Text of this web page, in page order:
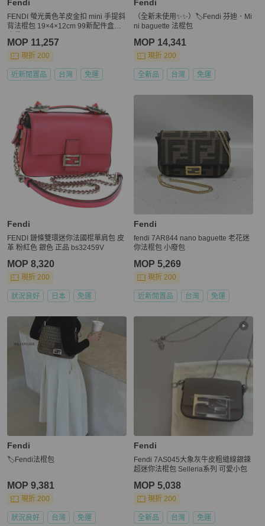
Fendi
FENDI 螢光黃色羊皮金扣 mini 手提斜
背法棍包 19×4×12cm 99新配件盒子
MOP 11,257
現折 200
近新閒置品 台灣 免運
Fendi
（全新未使用✨✨）🏷Fendi 芬迪．Mi
ni baguette 法棍包
MOP 14,341
現折 200
全新品 台灣 免運
Fendi
FENDI 鏈條雙環迷你法國棍單肩包 皮
革 粉紅色 銀色 正品 bs32459V
MOP 8,320
現折 200
狀況良好 日本 免運
Fendi
fendi 7AR844 nano baguette 老花迷
你法棍包 小廢包
MOP 5,269
現折 200
近新閒置品 台灣 免運
Fendi
🏷Fendi法棍包
MOP 9,381
現折 200
狀況良好 台灣 免運
Fendi
Fendi 7AS045大象灰牛皮粗縫線銀鍊
超迷你法棍包 Selleria系列 可愛小包
MOP 5,038
現折 200
全新品 台灣 免運